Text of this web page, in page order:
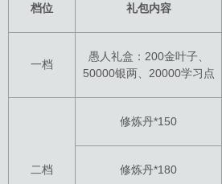
档位 礼包内容
一档
愚人礼盒：200金叶子、
50000银两、20000学习点
二档
修炼丹*150
修炼丹*180